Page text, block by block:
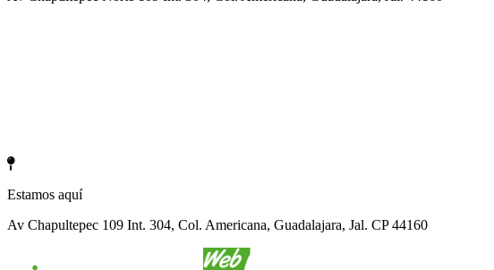
Estamos aquí
Av Chapultepec 109 Int. 304, Col. Americana, Guadalajara, Jal. CP 44160